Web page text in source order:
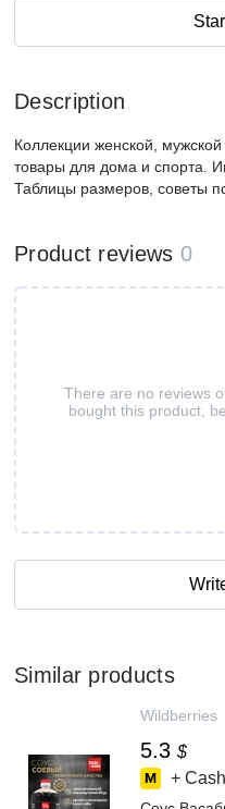
Description
Коллекции женской,
товары для дома и спорта.
Таблицы размеров, советы
Product reviews 0
There are no reviews
bought this product,
Similar products
Wildberries
5.3 $
+